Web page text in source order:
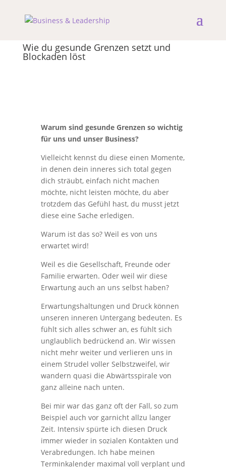
Wie du gesunde Grenzen setzt und
Blockaden löst
Warum sind gesunde Grenzen so wichtig
für uns und unser Business?
Vielleicht kennst du diese einen Momente,
in denen dein inneres sich total gegen
dich sträubt, einfach nicht machen
möchte, nicht leisten möchte, du aber
trotzdem das Gefühl hast, du musst jetzt
diese eine Sache erledigen.
Warum ist das so? Weil es von uns
erwartet wird!
Weil es die Gesellschaft, Freunde oder
Familie erwarten. Oder weil wir diese
Erwartung auch an uns selbst haben?
Erwartungshaltungen und Druck können
unseren inneren Untergang bedeuten. Es
fühlt sich alles schwer an, es fühlt sich
unglaublich bedrückend an. Wir wissen
nicht mehr weiter und verlieren uns in
einem Strudel voller Selbstzweifel, wir
wandern quasi die Abwärtsspirale von
ganz alleine nach unten.
Bei mir war das ganz oft der Fall, so zum
Beispiel auch vor garnicht allzu langer
Zeit. Intensiv spürte ich diesen Druck
immer wieder in sozialen Kontakten und
Verabredungen. Ich habe meinen
Terminkalender maximal voll verplant und